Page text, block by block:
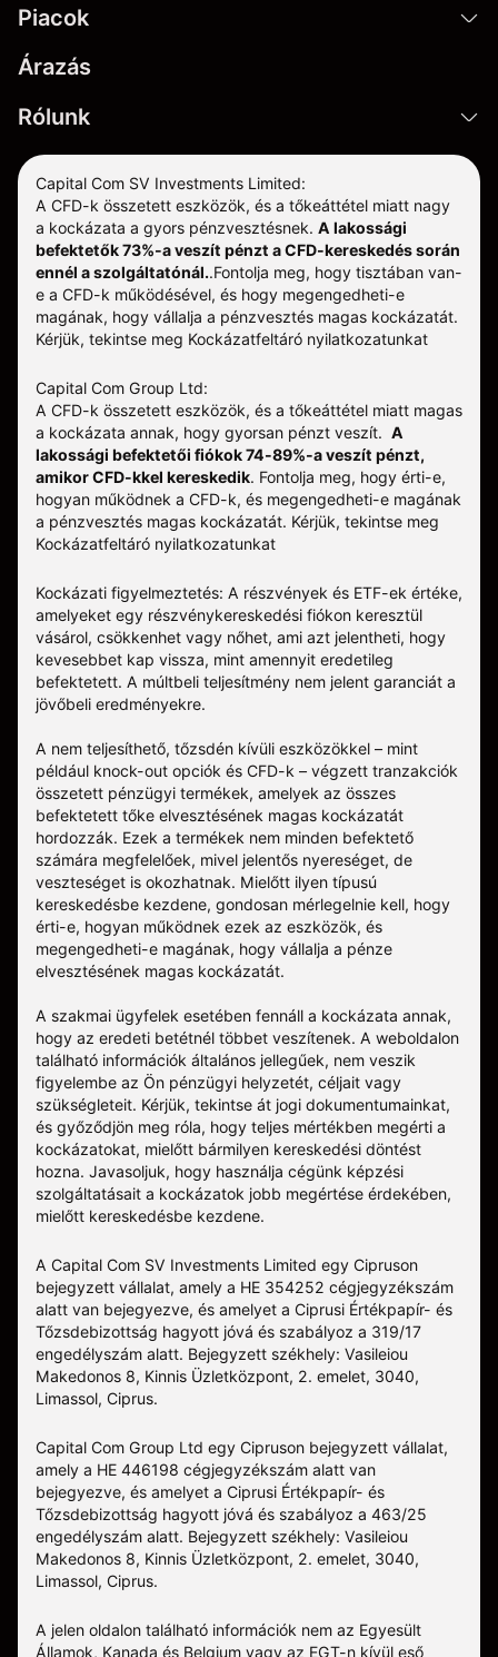
Piacok
Árazás
Rólunk
Capital Com SV Investments Limited:
A CFD-k összetett eszközök, és a tőkeáttétel miatt nagy
a kockázata a gyors pénzvesztésnek. A lakossági
befektetők 73%-a veszít pénzt a CFD-kereskedés során
ennél a szolgáltatónál..Fontolja meg, hogy tisztában van-
e a CFD-k működésével, és hogy megengedheti-e
magának, hogy vállalja a pénzvesztés magas kockázatát.
Kérjük, tekintse meg Kockázatfeltáró nyilatkozatunkat
Capital Com Group Ltd:
A CFD-k összetett eszközök, és a tőkeáttétel miatt magas
a kockázata annak, hogy gyorsan pénzt veszít. A
lakossági befektetői fiókok 74-89%-a veszít pénzt,
amikor CFD-kkel kereskedik. Fontolja meg, hogy érti-e,
hogyan működnek a CFD-k, és megengedheti-e magának
a pénzvesztés magas kockázatát. Kérjük, tekintse meg
Kockázatfeltáró nyilatkozatunkat
Kockázati figyelmeztetés: A részvények és ETF-ek értéke,
amelyeket egy részvénykereskedési fiókon keresztül
vásárol, csökkenhet vagy nőhet, ami azt jelentheti, hogy
kevesebbet kap vissza, mint amennyit eredetileg
befektetett. A múltbeli teljesítmény nem jelent garanciát a
jövőbeli eredményekre.
A nem teljesíthető, tőzsdén kívüli eszközökkel – mint
például knock-out opciók és CFD-k – végzett tranzakciók
összetett pénzügyi termékek, amelyek az összes
befektetett tőke elvesztésének magas kockázatát
hordozzák. Ezek a termékek nem minden befektető
számára megfelelőek, mivel jelentős nyereséget, de
veszteséget is okozhatnak. Mielőtt ilyen típusú
kereskedésbe kezdene, gondosan mérlegelnie kell, hogy
érti-e, hogyan működnek ezek az eszközök, és
megengedheti-e magának, hogy vállalja a pénze
elvesztésének magas kockázatát.
A szakmai ügyfelek esetében fennáll a kockázata annak,
hogy az eredeti betétnél többet veszítenek. A weboldalon
található információk általános jellegűek, nem veszik
figyelembe az Ön pénzügyi helyzetét, céljait vagy
szükségleteit. Kérjük, tekintse át jogi dokumentumainkat,
és győződjön meg róla, hogy teljes mértékben megérti a
kockázatokat, mielőtt bármilyen kereskedési döntést
hozna. Javasoljuk, hogy használja cégünk képzési
szolgáltatásait a kockázatok jobb megértése érdekében,
mielőtt kereskedésbe kezdene.
A Capital Com SV Investments Limited egy Cipruson
bejegyzett vállalat, amely a HE 354252 cégjegyzékszám
alatt van bejegyezve, és amelyet a Ciprusi Értékpapír- és
Tőzsdebizottság hagyott jóvá és szabályoz a 319/17
engedélyszám alatt. Bejegyzett székhely: Vasileiou
Makedonos 8, Kinnis Üzletközpont, 2. emelet, 3040,
Limassol, Ciprus.
Capital Com Group Ltd egy Cipruson bejegyzett vállalat,
amely a ΗΕ 446198 cégjegyzékszám alatt van
bejegyezve, és amelyet a Ciprusi Értékpapír- és
Tőzsdebizottság hagyott jóvá és szabályoz a 463/25
engedélyszám alatt. Bejegyzett székhely: Vasileiou
Makedonos 8, Kinnis Üzletközpont, 2. emelet, 3040,
Limassol, Ciprus.
A jelen oldalon található információk nem az Egyesült
Államok, Kanada és Belgium vagy az EGT-n kívül eső